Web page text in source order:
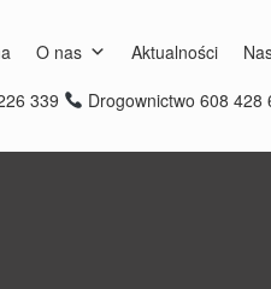
O nas Aktualności
339
Drogownictwo 608 428